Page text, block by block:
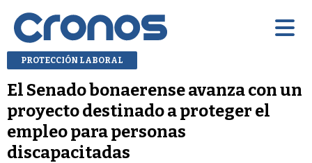
PROTECCIÓN LABORAL
El Senado bonaerense avanza con un
proyecto destinado a proteger el
empleo para personas
discapacitadas